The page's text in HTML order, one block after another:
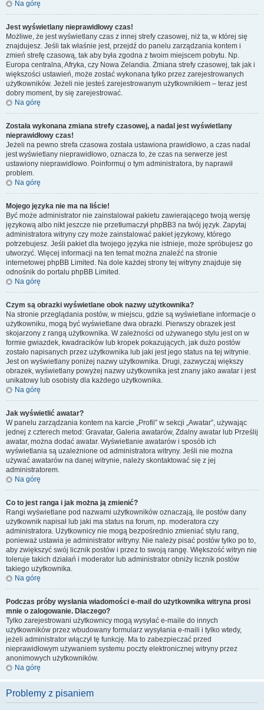
Na górę
Jest wyświetlany nieprawidłowy czas!
Możliwe, że jest wyświetlany czas z innej strefy czasowej, niż ta, w której się
znajdujesz. Jeśli tak właśnie jest, przejdź do panelu zarządzania kontem i
zmień strefę czasową, tak aby była zgodna z twoim miejscem pobytu. Np.
Europa centralna, Afryka, czy Nowa Zelandia. Zmiana strefy czasowej, tak jak i
większości ustawień, może zostać wykonana tylko przez zarejestrowanych
użytkowników. Jeżeli nie jesteś zarejestrowanym użytkownikiem – teraz jest
dobry moment, by się zarejestrować.
Na górę
Została wykonana zmiana strefy czasowej, a nadal jest wyświetlany
nieprawidłowy czas!
Jeżeli na pewno strefa czasowa została ustawiona prawidłowo, a czas nadal
jest wyświetlany nieprawidłowo, oznacza to, że czas na serwerze jest
ustawiony nieprawidłowo. Poinformuj o tym administratora, by naprawił
problem.
Na górę
Mojego języka nie ma na liście!
Być może administrator nie zainstalował pakietu zawierającego twoją wersję
językową albo nikt jeszcze nie przetłumaczył phpBB3 na twój język. Zapytaj
administratora witryny czy może zainstalować pakiet językowy, którego
potrzebujesz. Jeśli pakiet dla twojego języka nie istnieje, może spróbujesz go
utworzyć. Więcej informacji na ten temat można znaleźć na stronie
internetowej phpBB Limited. Na dole każdej strony tej witryny znajduje się
odnośnik do portalu phpBB Limited.
Na górę
Czym są obrazki wyświetlane obok nazwy użytkownika?
Na stronie przeglądania postów, w miejscu, gdzie są wyświetlane informacje o
użytkowniku, mogą być wyświetlane dwa obrazki. Pierwszy obrazek jest
skojarzony z rangą użytkownika. W zależności od używanego stylu jest on w
formie gwiazdek, kwadracików lub kropek pokazujących, jak dużo postów
zostało napisanych przez użytkownika lub jaki jest jego status na tej witrynie.
Jest on wyświetlany poniżej nazwy użytkownika. Drugi, zazwyczaj większy
obrazek, wyświetlany powyżej nazwy użytkownika jest znany jako awatar i jest
unikatowy lub osobisty dla każdego użytkownika.
Na górę
Jak wyświetlić awatar?
W panelu zarządzania kontem na karcie „Profil” w sekcji „Awatar”, używając
jednej z czterech metod: Gravatar, Galeria awatarów, Zdalny awatar lub Prześlij
awatar, można dodać awatar. Wyświetlanie awatarów i sposób ich
wyświetlania są uzależnione od administratora witryny. Jeśli nie można
używać awatarów na danej witrynie, należy skontaktować się z jej
administratorem.
Na górę
Co to jest ranga i jak można ją zmienić?
Rangi wyświetlane pod nazwami użytkowników oznaczają, ile postów dany
użytkownik napisał lub jaki ma status na forum, np. moderatora czy
administratora. Użytkownicy nie mogą bezpośrednio zmieniać stylu rang,
ponieważ ustawia je administrator witryny. Nie należy pisać postów tylko po to,
aby zwiększyć swój licznik postów i przez to swoją rangę. Większość witryn nie
toleruje takich działań i moderator lub administrator obniży licznik postów
takiego użytkownika.
Na górę
Podczas próby wysłania wiadomości e-mail do użytkownika witryna prosi
mnie o zalogowanie. Dlaczego?
Tylko zarejestrowani użytkownicy mogą wysyłać e-maile do innych
użytkowników przez wbudowany formularz wysyłania e-maili i tylko wtedy,
jeżeli administrator włączył tę funkcję. Ma to zabezpieczać przed
nieprawidłowym używaniem systemu poczty elektronicznej witryny przez
anonimowych użytkowników.
Na górę
Problemy z pisaniem